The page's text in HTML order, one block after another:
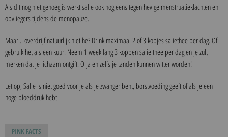
Als dit nog niet genoeg is werkt salie ook nog eens tegen hevige menstruatieklachten en
opvliegers tijdens de menopauze.
Maar... overdrijf natuurlijk niet he? Drink maximaal 2 of 3 kopjes saliethee per dag. Of
gebruik het als een kuur. Neem 1 week lang 3 koppen salie thee per dag en je zult
merken dat je lichaam ontgift. O ja en zelfs je tanden kunnen witter worden!
Let op; Salie is niet goed voor je als je zwanger bent, borstvoeding geeft of als je een
hoge bloeddruk hebt.
PINK FACTS